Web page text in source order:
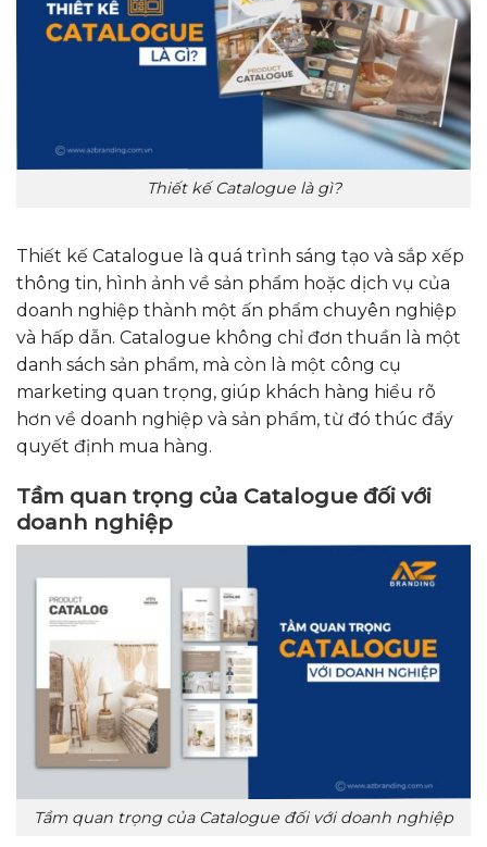
Thiết kế Catalogue là gì?
Thiết kế Catalogue là quá trình sáng tạo và sắp xếp
thông tin, hình ảnh về sản phẩm hoặc dịch vụ của
doanh nghiệp thành một ấn phẩm chuyên nghiệp
và hấp dẫn. Catalogue không chỉ đơn thuần là một
danh sách sản phẩm, mà còn là một công cụ
marketing quan trọng, giúp khách hàng hiểu rõ
hơn về doanh nghiệp và sản phẩm, từ đó thúc đẩy
quyết định mua hàng.
Tầm quan trọng của Catalogue đối với
doanh nghiệp
Tầm quan trọng của Catalogue đối với doanh nghiệp